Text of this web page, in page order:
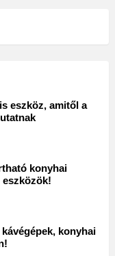
eszköz, amitől a
konyhai
eszközök!
konyhai